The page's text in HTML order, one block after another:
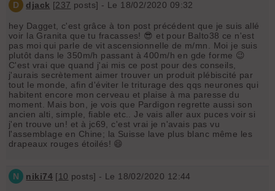
D djack [237 posts] - Le 18/02/2020 09:32
hey Dagget, c'est grâce à ton post précédent que je suis allé
voir la Granita que tu fracasses! 😎 et pour Balto38 ce n'est
pas moi qui parle de vit ascensionnelle de m/mn. Moi je suis
plutôt dans le 350m/h passant à 400m/h en gde forme 😉
C'est vrai que quand j'ai mis ce post pour des conseils,
j'aurais secrètement aimer trouver un produit plébiscité par
tout le monde, afin d'éviter le triturage des qqs neurones qui
habitent encore mon cerveau et plaise à ma paresse du
moment. Mais bon, je vois que Pardigon regrette aussi son
ancien alti, simple, fiable etc.. Je vais aller aux puces voir si
j'en trouve un! et à jc69, c'est vrai je n'avais pas vu
l'assemblage en Chine; la Suisse lave plus blanc même les
drapeaux rouges étoilés! 😄
N niki74[10 posts] - Le 18/02/2020 12:44